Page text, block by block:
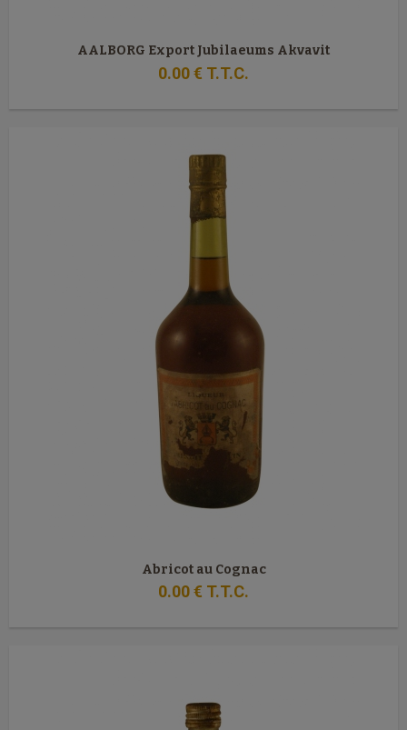
AALBORG Export Jubilaeums Akvavit
0.00€ T.T.C.
Abricot au Cognac
0.00€ T.T.C.